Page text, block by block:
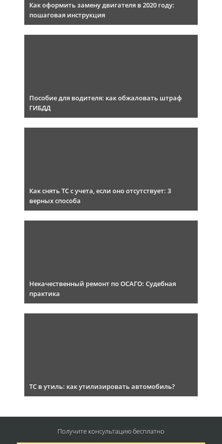
Как оформить замену двигателя в 2020 году:
пошаговая инструкция
Пособие для водителя: как обжаловать штраф
ГИБДД
Как снять ТС с учета, если оно отсутствует: 3
верных способа
Некачественный ремонт по ОСАГО: Судебная
практика
ТС в утиль: как утилизировать автомобиль?
Получите консультациюбесплатно